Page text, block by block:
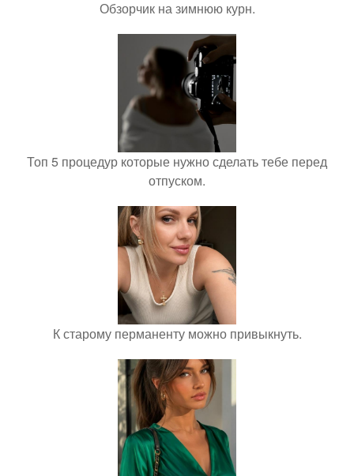
Обзорчик на зимнюю курн.
Топ 5 процедур которые нужно сделать тебе перед
отпуском.
К старому перманенту можно привыкнуть.